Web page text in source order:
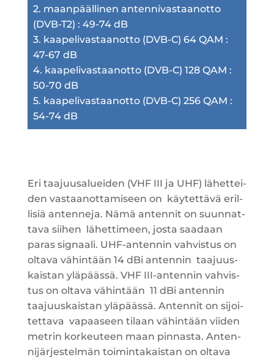
2. maan­pääl­li­nen anten­ni­vas­taan­ot­to
(DVB-T2) : 49-74 dB
3. kaa­pe­li­vas­taan­ot­to (DVB-C) 64 QAM :
47-67 dB
4. kaa­pe­li­vas­taan­ot­to (DVB-C) 128 QAM :
50-70 dB
5. kaa­pe­li­vas­taan­ot­to (DVB-C) 256 QAM :
54-74 dB
Eri taa­juusa­luei­den (VHF III ja UHF) lähet­tei­
den vas­taa­not­ta­mi­seen on käy­tet­tä­vä eril­
li­siä anten­ne­ja. Nämä anten­nit on suun­nat­
ta­va sii­hen lähet­ti­meen, jos­ta saa­daan
paras sig­naa­li. UHF-anten­nin vah­vis­tus on
olta­va vähin­tään 14 dBi anten­nin taa­juus­
kais­tan ylä­pääs­sä. VHFIII-anten­nin vah­vis­
tus on olta­va vähin­tään 11 dBi anten­nin
taa­juus­kais­tan ylä­pääs­sä. Anten­nit on sijoi­
tet­ta­va vapaa­seen tilaan vähin­tään vii­den
met­rin kor­keu­teen maan pin­nas­ta. Anten­
ni­jär­jes­tel­män toi­min­ta­kais­tan on olta­va